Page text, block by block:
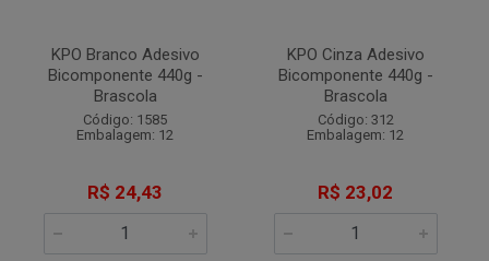
KPO Branco Adesivo
Bicomponente 440g -
Brascola
Código: 1585
Embalagem: 12
R$ 24,43
KPO Cinza Adesivo
Bicomponente 440g -
Brascola
Código: 312
Embalagem: 12
R$ 23,02